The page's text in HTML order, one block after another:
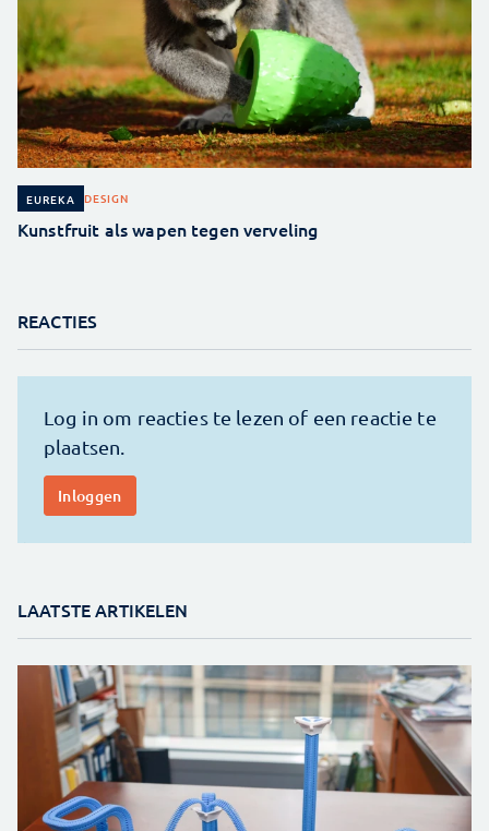
EUREKA DESIGN
Kunstfruit als wapen tegen verveling
REACTIES
LAATSTE ARTIKELEN